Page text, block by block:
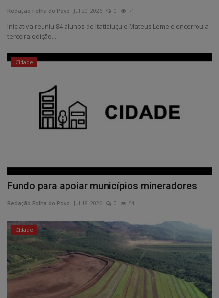
Redação Folha do Povo Jul 20, 2026 0 71
Iniciativa reuniu 84 alunos de Itatiaiuçu e Mateus Leme e encerrou a
terceira edição...
Cidade
Fundo para apoiar municípios mineradores
Redação Folha do Povo Jul 18, 2026 0 54
Cidade